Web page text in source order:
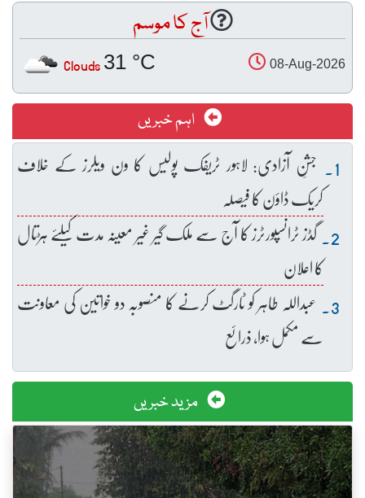
آج کا موسم
08-Aug-2026
31 °C
Clouds
اہم خبریں
جشنِ آزادی: لاہور ٹریفک پولیس کا ون ویلرز کے خلاف
کریک ڈاؤن کا فیصلہ
گڈز ٹرانسپورٹرز کا آج سے ملک گیر غیر معینہ مدت کیلئے ہڑتال
کا اعلان
عبداللہ طاہر کو ٹارگٹ کرنے کا منصوبہ دو خواتین کی معاونت
سے مکمل ہوا، ذرائع
مزید خبریں